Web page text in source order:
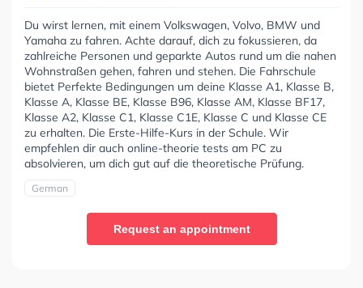
Du wirst lernen, mit einem Volkswagen, Volvo, BMW und
Yamaha zu fahren. Achte darauf, dich zu fokussieren, da
zahlreiche Personen und geparkte Autos rund um die nahen
Wohnstraßen gehen, fahren und stehen. Die Fahrschule
bietet Perfekte Bedingungen um deine Klasse A1, Klasse B,
Klasse A, Klasse BE, Klasse B96, Klasse AM, Klasse BF17,
Klasse A2, Klasse C1, Klasse C1E, Klasse C und Klasse CE
zu erhalten. Die Erste-Hilfe-Kurs in der Schule. Wir
empfehlen dir auch online-theorie tests am PC zu
absolvieren, um dich gut auf die theoretische Prüfung.
German
Request an appointment